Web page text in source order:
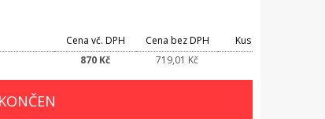
Cena vč. DPH Cena bez DPH
Kus
870 Kč 719,01 Kč